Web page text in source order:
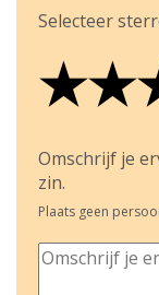
Selecteer
★
★★
★★
★★
★★
Omschrijf je
zin.
Plaats geen